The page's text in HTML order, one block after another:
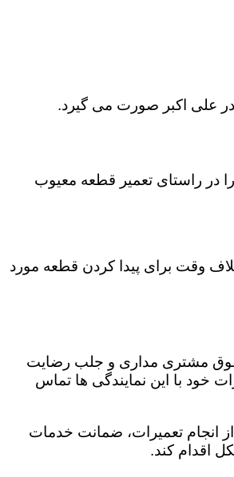
علی اکبر صورت می گیرد.
در راستای تعمیر قطعه معیوب
وقت برای پیدا کردن قطعه مورد
مشتری مداری و جلب رضایت
خود با این نمایندگی ها تماس
انجام تعمیرات، ضمانت خدمات
اقدام کند.